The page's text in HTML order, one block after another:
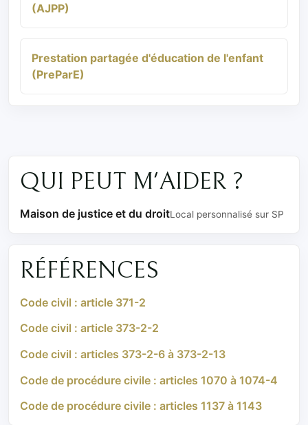
(AJPP)
Prestation partagée d'éducation de l'enfant
(PreParE)
QUI PEUT M'AIDER ?
Maison de justice et du droitLocal personnalisé sur SP
RÉFÉRENCES
Code civil : article 371-2
Code civil : article 373-2-2
Code civil : articles 373-2-6 à 373-2-13
Code de procédure civile : articles 1070 à 1074-4
Code de procédure civile : articles 1137 à 1143